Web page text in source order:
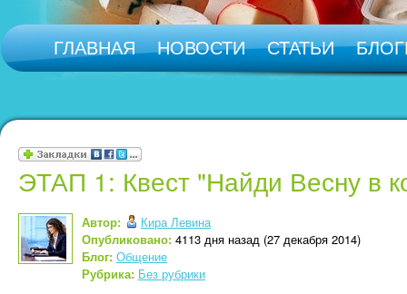
ГЛАВНАЯ НОВОСТИ СТАТЬИ
ЭТАП 1: Квест "Найди Весну в
Автор:
Кира Левина
Опубликовано: 4113 дня назад (27 декабря 2014)
Блог: Общение
Рубрика: Без рубрики